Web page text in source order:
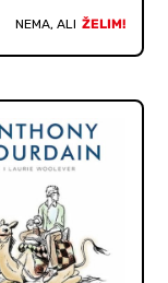
NEMA, ALI ŽELIM!